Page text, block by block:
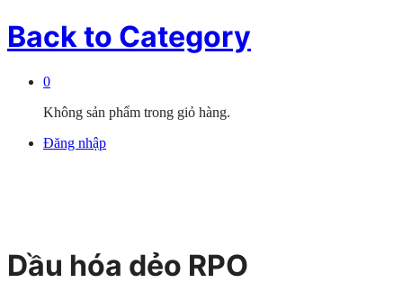
Back to Category
0
Không sản phẩm trong giỏ hàng.
Đăng nhập
Dầu hóa dẻo RPO